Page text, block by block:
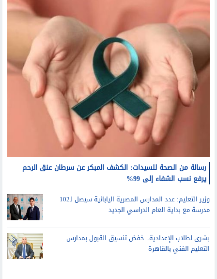
رسالة من الصحة للسيدات: الكشف المبكر عن سرطان عنق الرحم
يرفع نسب الشفاء إلى 99%
وزير التعليم: عدد المدارس المصرية اليابانية سيصل لـ102
مدرسة مع بداية العام الدراسي الجديد
بشرى لطلاب الإعدادية.. خفض تنسيق القبول بمدارس
التعليم الفني بالقاهرة